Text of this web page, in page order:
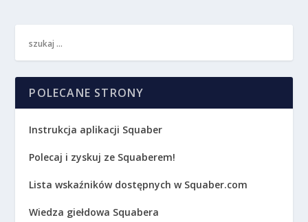
POLECANE STRONY
Instrukcja aplikacji Squaber
Polecaj i zyskuj ze Squaberem!
Lista wskaźników dostępnych w Squaber.com
Wiedza giełdowa Squabera